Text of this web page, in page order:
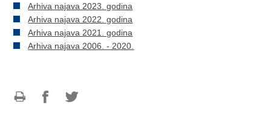
Arhiva najava 2023. godina
Arhiva najava 2022. godina
Arhiva najava 2021. godina
Arhiva najava 2006. - 2020.